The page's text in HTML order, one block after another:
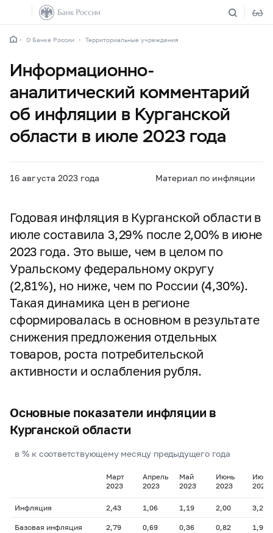
О Банке России Территориальные учреждения
Информационно-
аналитический комментарий
об инфляции в Курганской
области в июле 2023 года
16 августа 2023 года Материал по инфляции
Годовая инфляция в Курганской области в
июле составила 3,29% после 2,00% в июне
2023 года. Это выше, чем в целом по
Уральскому федеральному округу
(2,81%), но ниже, чем по России (4,30%).
Такая динамика цен в регионе
сформировалась в основном в результате
снижения предложения отдельных
товаров, роста потребительской
активности и ослабления рубля.
Основные показатели инфляции в
Курганской области
в % к соответствующему месяцу предыдущего года
Март
2023
Апрель
2023
Май
2023
Июнь
2023
Июль
2023
Инфляция 2,43 1,06 1,19 2,00 3,29
Базовая инфляция 2,79 0,69 0,36 0,82 1,98